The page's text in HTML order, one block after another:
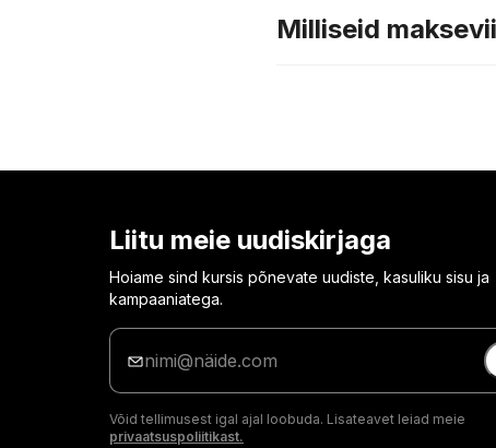
Milliseid
Liitu meie uudiskirjaga
Hoiame sind kursis põnevate uudiste, kasuliku sisu ja
kampaaniatega.
Sisesta
oma
e-
aadress
Võid tellimusest igal ajal loobuda. Lisateavet leiad meie
privaatsuspoliitikast.